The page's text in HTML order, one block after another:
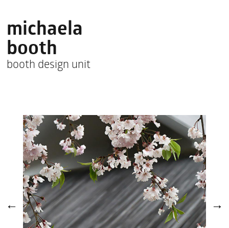
michaela
booth
booth design unit
← →